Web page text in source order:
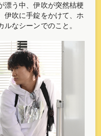
漂う中、伊吹が突然桔梗
伊吹に手錠をかけて、ホ
なシーンでのこと。